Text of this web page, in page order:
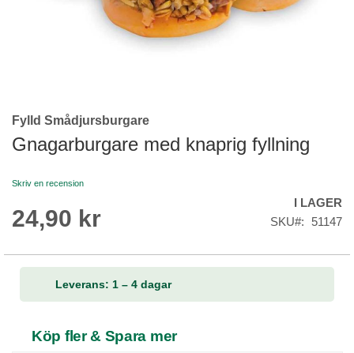
Skip
to
the
of
images
Fylld Smådjursburgare
Gnagarburgare med knaprig fyllning
Skriv en recension
24,90 kr
I LAGER
SKU
51147
Leverans: 1 – 4 dagar
Köp fler & Spara mer